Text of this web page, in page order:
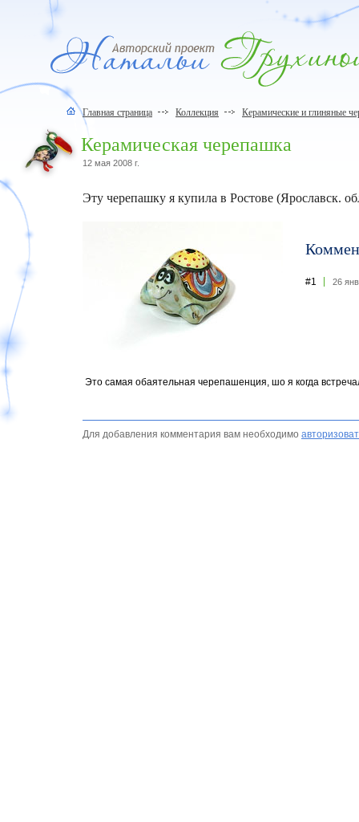
Главная страница Коллекция Керамические и глиняные
Керамическая черепашка
12 мая 2008 г.
Эту черепашку я купила в Ростове (Ярославск.
#1 26
Это самая обаятельная черепашенция, шо я когда
Для добавления комментария вам необходимо